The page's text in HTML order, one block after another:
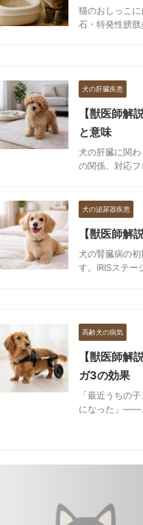
猫のおしっこ
石・特発性膀
犬の肝臓疾患
【獣医師
と意味
犬の肝臓に関
の関係、対応フ
犬の泌尿器疾患
【獣医師解
犬の腎臓病の
す。IRISステー
高齢犬の病気
【獣医師解
ガ3の効果
「最近うちの
になった」——